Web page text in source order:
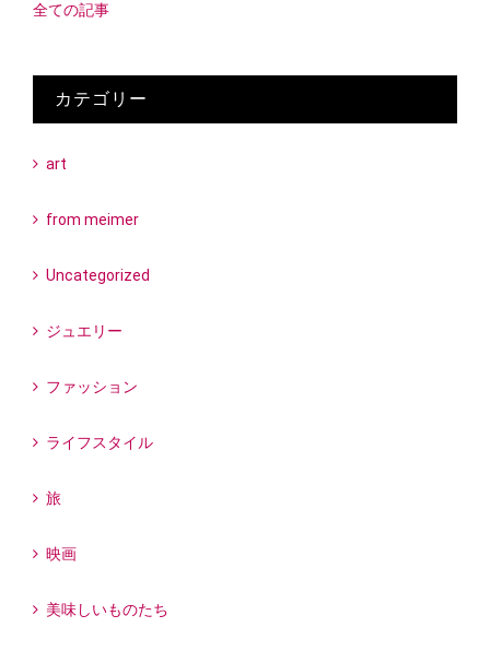
全ての記事
カテゴリー
art
from meimer
Uncategorized
ジュエリー
ファッション
ライフスタイル
旅
映画
美味しいものたち